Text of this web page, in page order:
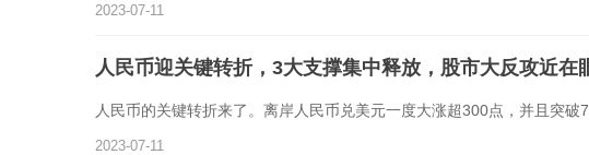
2023-07-11
人民币迎关键转折，3大支撑集中释放，股市大反攻近在
人民币的关键转折来了。离岸人民币兑美元一度大涨超300点，并且突破
2023-07-11